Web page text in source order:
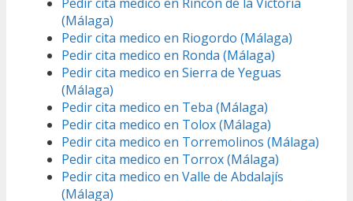
(Málaga)
Pedir cita medico en Riogordo (Málaga)
Pedir cita medico en Ronda (Málaga)
Pedir cita medico en Sierra de Yeguas
(Málaga)
Pedir cita medico en Teba (Málaga)
Pedir cita medico en Tolox (Málaga)
Pedir cita medico en Torremolinos (Málaga)
Pedir cita medico en Torrox (Málaga)
Pedir cita medico en Valle de Abdalajís
(Málaga)